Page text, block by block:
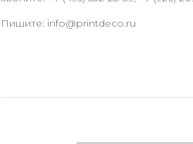
Пишите: info@printdeco.ru